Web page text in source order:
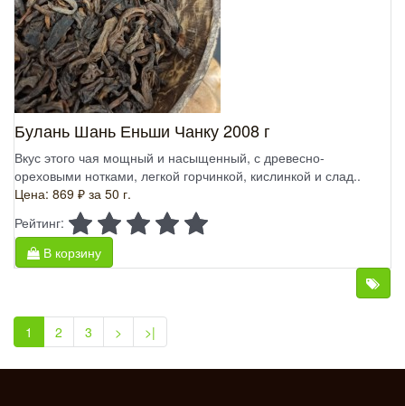
Булань Шань Еньши Чанку 2008 г
Вкус этого чая мощный и насыщенный, с древесно-
ореховыми нотками, легкой горчинкой, кислинкой и слад..
Цена: 869 ₽ за 50 г.
Рейтинг:
В корзину
1 2 3 > >|